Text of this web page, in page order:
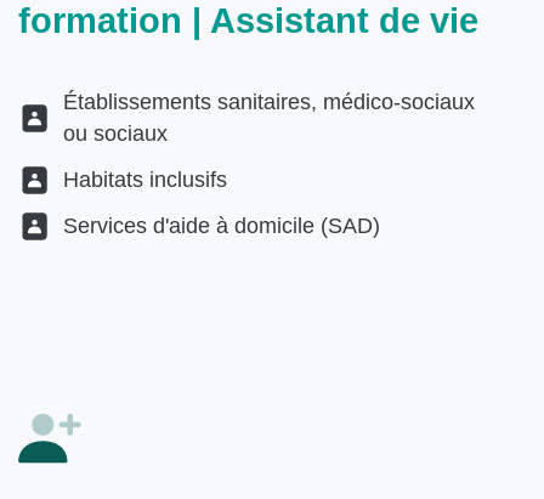
formation | Assistant de vie
Établissements sanitaires, médico-sociaux
ou sociaux
Habitats inclusifs
Services d'aide à domicile (SAD)